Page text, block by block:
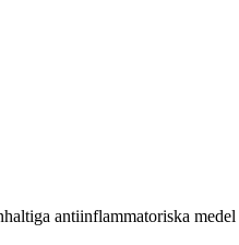
antiinflammatoriska